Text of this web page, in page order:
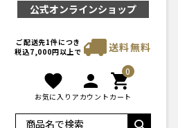
公式オンラインショップ
ご配送先1件につき
税込7,000円以上で
送料無料
favorite
お気に入り
person
アカウント
0
shopping_cart
カート